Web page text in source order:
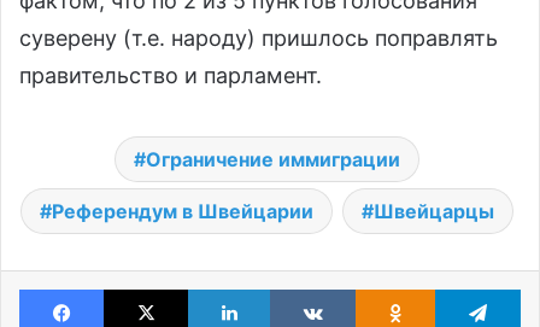
суверену (т.е. народу) пришлось поправлять
правительство и парламент.
Ограничение иммиграции
Референдум в Швейцарии Швейцарцы
Facebook X LinkedIn VKontakteOdnoklassniki